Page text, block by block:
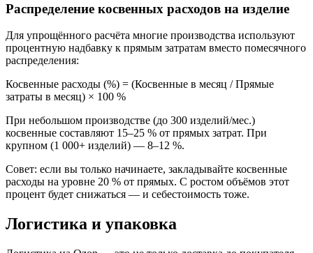
Распределение косвенных расходов на изделие
Для упрощённого расчёта многие производства используют
процентную надбавку к прямым затратам вместо помесячного
распределения:
Косвенные расходы (%) = (Косвенные в месяц / Прямые
затраты в месяц) × 100 %
При небольшом производстве (до 300 изделий/мес.)
косвенные составляют 15–25 % от прямых затрат. При
крупном (1 000+ изделий) — 8–12 %.
Совет: если вы только начинаете, закладывайте косвенные
расходы на уровне 20 % от прямых. С ростом объёмов этот
процент будет снижаться — и себестоимость тоже.
Логистика и упаковка